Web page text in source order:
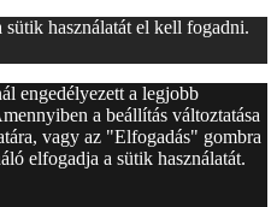
használatát el kell fogadni.
engedélyezett a legjobb
a beállítás változtatása
vagy az "Elfogadás" gombra
elfogadja a sütik használatát.